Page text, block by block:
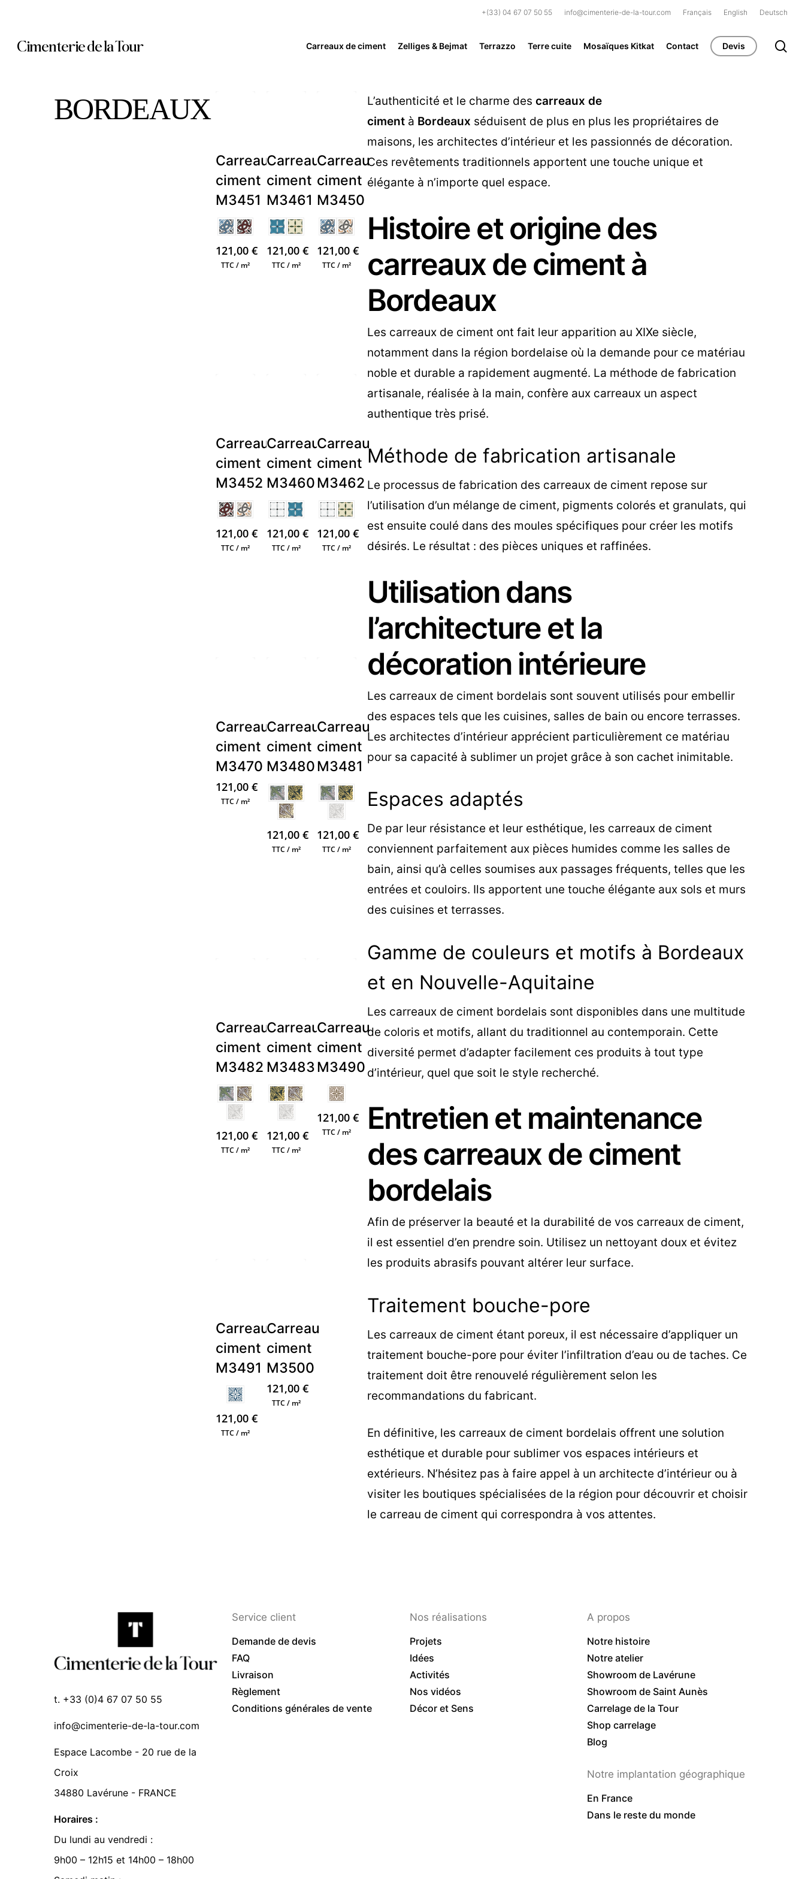
main
+(33) 04 67 07 50 55 info@cimenterie-de-la-tour.com Français English Deutsch
Cimenterie de la Tour Carreaux de ciment Zelliges & Bejmat Terrazzo Terre cuite Mosaïques Kitkat Contact Devis
BORDEAUX
Carreau
ciment
M3451
121,00€
TTC / m²
Carreau
ciment
M3461
121,00 €
TTC / m²
Carreau
ciment
M3450
121,00 €
TTC / m²
Carreau
ciment
M3452
121,00€
TTC / m²
Carreau
ciment
M3460
121,00 €
TTC / m²
Carreau
ciment
M3462
121,00 €
TTC / m²
Carreau
ciment
M3470
121,00€
TTC / m²
Carreau
ciment
M3480
121,00 €
TTC / m²
Carreau
ciment
M3481
121,00 €
TTC / m²
Carreau
ciment
M3482
121,00€
TTC / m²
Carreau
ciment
M3483
121,00 €
TTC / m²
Carreau
ciment
M3490
121,00 €
TTC / m²
Carreau
ciment
M3491
121,00€
TTC / m²
Carreau
ciment
M3500
121,00 €
TTC / m²
L’authenticité et le charme descarreaux de
ciment à Bordeaux séduisent de plus en plus les propriétaires de
maisons, les architectes d’intérieur et les passionnés de décoration.
Ces revêtements traditionnels apportent une touche unique et
élégante à n’importe quel espace.
Histoire et origine des
carreaux de ciment à
Bordeaux
Les carreaux de ciment ont fait leur apparition au XIXe siècle,
notamment dans la région bordelaise où la demande pour ce matériau
noble et durable a rapidement augmenté. La méthode de fabrication
artisanale, réalisée à la main, confère aux carreaux un aspect
authentique très prisé.
Méthode de fabrication artisanale
Le processus de fabrication des carreaux de ciment repose sur
l’utilisation d’un mélange de ciment, pigments colorés et granulats, qui
est ensuite coulé dans des moules spécifiques pour créer les motifs
désirés. Le résultat : des pièces uniques et raffinées.
Utilisation dans
l’architecture et la
décoration intérieure
Les carreaux de ciment bordelais sont souvent utilisés pour embellir
des espaces tels que les cuisines, salles de bain ou encore terrasses.
Les architectes d’intérieur apprécient particulièrement ce matériau
pour sa capacité à sublimer un projet grâce à son cachet inimitable.
Espaces adaptés
De par leur résistance et leur esthétique, les carreaux de ciment
conviennent parfaitement aux pièces humides comme les salles de
bain, ainsi qu’à celles soumises aux passages fréquents, telles que les
entrées et couloirs. Ils apportent une touche élégante aux sols et murs
des cuisines et terrasses.
Gamme de couleurs et motifs à Bordeaux
et en Nouvelle-Aquitaine
Les carreaux de ciment bordelais sont disponibles dans une multitude
de coloris et motifs, allant du traditionnel au contemporain. Cette
diversité permet d’adapter facilement ces produits à tout type
d’intérieur, quel que soit le style recherché.
Entretien et maintenance
des carreaux de ciment
bordelais
Afin de préserver la beauté et la durabilité de vos carreaux de ciment,
il est essentiel d’en prendre soin. Utilisez un nettoyant doux et évitez
les produits abrasifs pouvant altérer leur surface.
Traitement bouche-pore
Les carreaux de ciment étant poreux, il est nécessaire d’appliquer un
traitement bouche-pore pour éviter l’infiltration d’eau ou de taches. Ce
traitement doit être renouvelé régulièrement selon les
recommandations du fabricant.
En définitive, les carreaux de ciment bordelais offrent une solution
esthétique et durable pour sublimer vos espaces intérieurs et
extérieurs. N’hésitez pas à faire appel à un architecte d’intérieur ou à
visiter les boutiques spécialisées de la région pour découvrir et choisir
le carreau de ciment qui correspondra à vos attentes.
t. +33 (0)4 67 07 50 55
info@cimenterie-de-la-tour.com
Espace Lacombe - 20 rue de la
Croix
34880 Lavérune - FRANCE
Horaires :
Du lundi au vendredi :
9h00 – 12h15 et 14h00 – 18h00
Service client
Demande de devis
FAQ
Livraison
Règlement
Conditions générales de vente
Nos réalisations
Projets
Idées
Activités
Nos vidéos
Décor et Sens
A propos
Notre histoire
Notre atelier
Showroom de Lavérune
Showroom de Saint Aunès
Carrelage de la Tour
Shop carrelage
Blog
Notre implantation géographique
En France
Dans le reste du monde